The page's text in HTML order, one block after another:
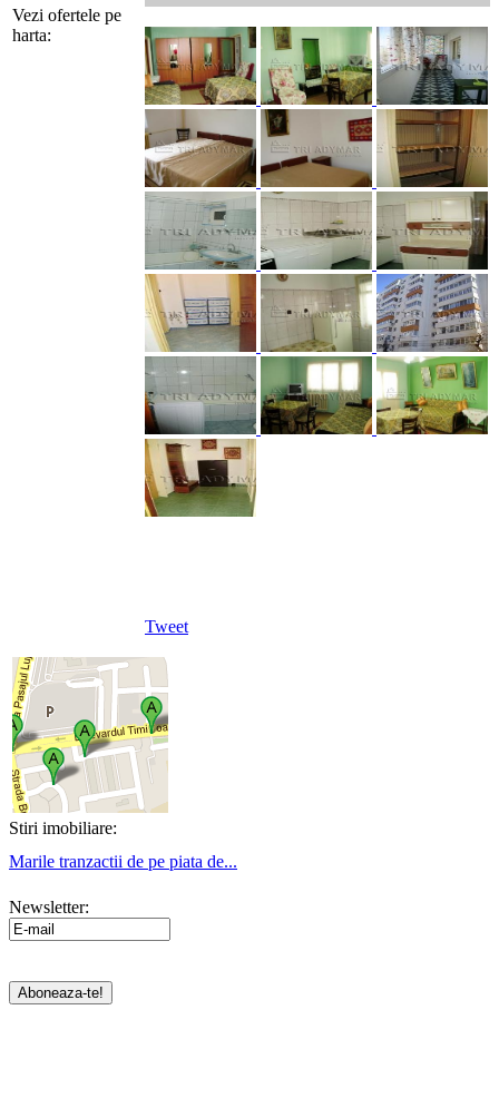
Tweet
Vezi ofertele pe
harta:
Stiri imobiliare:
Marile tranzactii de pe piata de...
Newsletter: